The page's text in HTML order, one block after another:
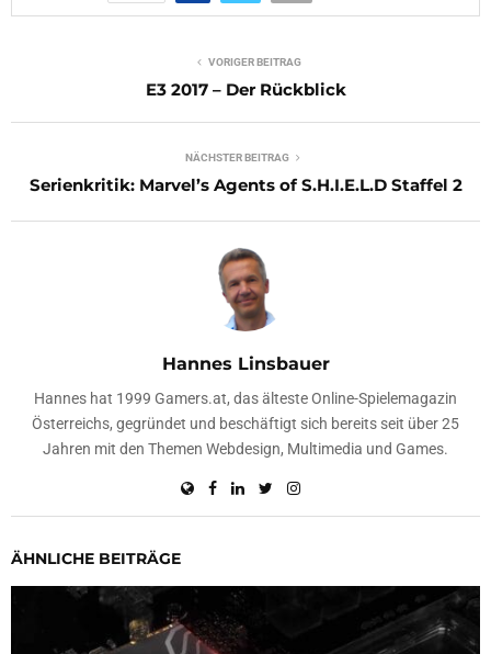
VORIGER BEITRAG
E3 2017 – Der Rückblick
NÄCHSTER BEITRAG
Serienkritik: Marvel’s Agents of S.H.I.E.L.D Staffel 2
Hannes Linsbauer
Hannes hat 1999 Gamers.at, das älteste Online-Spielemagazin
Österreichs, gegründet und beschäftigt sich bereits seit über 25
Jahren mit den Themen Webdesign, Multimedia und Games.
ÄHNLICHE BEITRÄGE